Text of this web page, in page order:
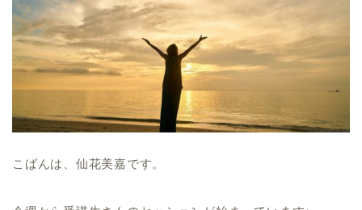
こばんは、仙花美嘉です。